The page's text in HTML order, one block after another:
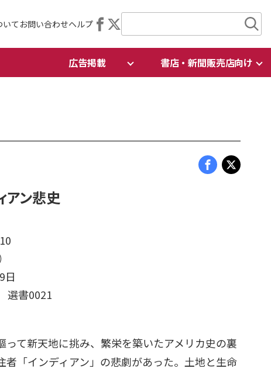
て お問い合わせヘルプ
広告掲載 書店・新聞販売店向け
アン悲史
日
書0021
って新天地に挑み、繁栄を築いたアメリカ史の裏
者「インディアン」の悲劇があった。土地と生命